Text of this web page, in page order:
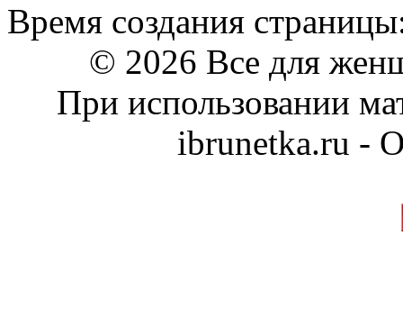
Время создания
© 2026 Все для
При использовании
ibrunetka.ru